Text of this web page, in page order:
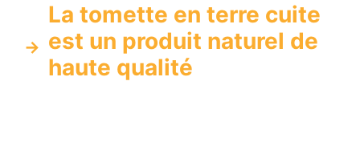
La tomette en terre cuite
est un produit naturel de
haute qualité